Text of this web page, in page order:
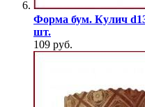
Форма бум. Кулич
шт.
109 руб.